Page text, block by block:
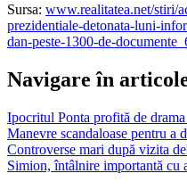
Sursa: www.realitatea.net/stiri/
prezidentiale-detonata-luni-
dan-peste-1300-de-
Navigare în
Ipocritul Ponta profită de
Manevre scandaloase pentru a
Controverse mari după vizita
Simion, întâlnire importantă cu